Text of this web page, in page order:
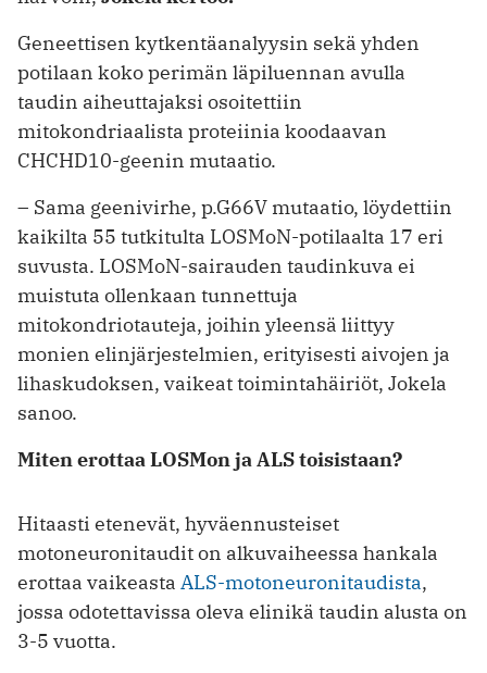
Geneettisen kytkentäanalyysin sekä yhden
potilaan koko perimän läpiluennan avulla
taudin aiheuttajaksi osoitettiin
mitokondriaalista proteiinia koodaavan
CHCHD10-geenin mutaatio.
– Sama geenivirhe, p.G66V mutaatio, löydettiin
kaikilta 55 tutkitulta LOSMoN-potilaalta 17 eri
suvusta. LOSMoN-sairauden taudinkuva ei
muistuta ollenkaan tunnettuja
mitokondriotauteja, joihin yleensä liittyy
monien elinjärjestelmien, erityisesti aivojen ja
lihaskudoksen, vaikeat toimintahäiriöt, Jokela
sanoo.
Miten erottaa LOSMon ja ALS toisistaan?
Hitaasti etenevät, hyväennusteiset
motoneuronitaudit on alkuvaiheessa hankala
erottaa vaikeasta ALS-motoneuronitaudista,
jossa odotettavissa oleva elinikä taudin alusta on
3-5 vuotta.